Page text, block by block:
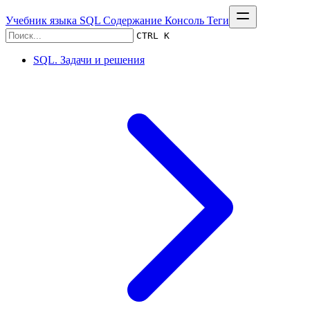
Учебник языка SQL Содержание Консоль Теги
CTRL K
SQL. Задачи и решения